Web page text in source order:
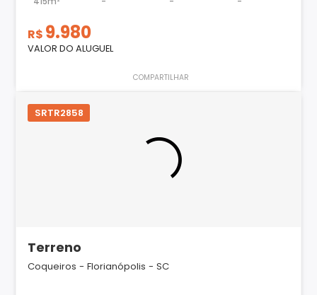
R$ 9.980
VALOR DO ALUGUEL
COMPARTILHAR
SRTR2858
Terreno
Coqueiros - Florianópolis - SC